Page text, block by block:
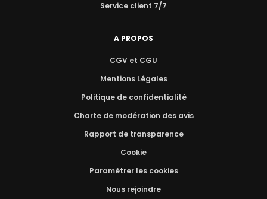
Service client 7/7
A PROPOS
CGV et CGU
Mentions Légales
Politique de confidentialité
Charte de modération des avis
Rapport de transparence
Cookie
Paramétrer les cookies
Nous rejoindre